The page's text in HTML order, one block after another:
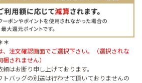
＊
、注文確認画面でご選択下さい。（選択されな
されません）
はお断り申し上げております。
トバッグの別送は行わせて頂いておりませんの